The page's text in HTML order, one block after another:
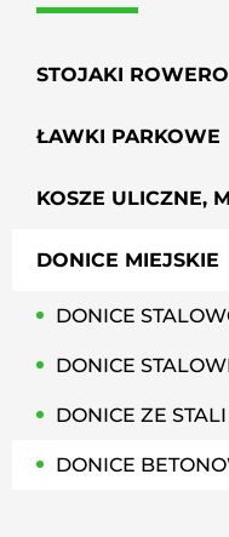
STOJAKI
ŁAWKI PARKOWE
KOSZE ULICZNE,
DONICE MIEJSKIE
DONICE
DONICE
DONICE ZE
DONICE